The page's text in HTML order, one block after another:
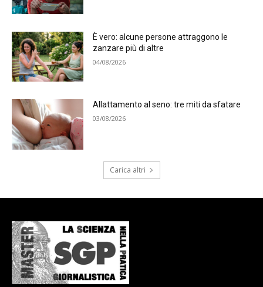
È vero: alcune persone attraggono le
zanzare più di altre
04/08/2026
Allattamento al seno: tre miti da sfatare
03/08/2026
Carica altri